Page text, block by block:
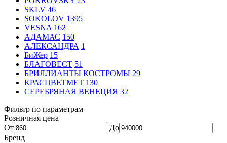
SKLV 46
SOKOLOV 1395
VESNA 162
АДАМАС 150
АЛЕКСАНДРА 1
БиЖер 15
БЛАГОВЕСТ 51
БРИЛЛИАНТЫ КОСТРОМЫ 29
КРАСЦВЕТМЕТ 130
СЕРЕБРЯНАЯ ВЕНЕЦИЯ 32
Фильтр по параметрам
Розничная цена
От
До
Бренд